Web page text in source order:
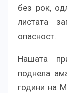
без рок,
листата
опасност.
Нашата
поднела
години на